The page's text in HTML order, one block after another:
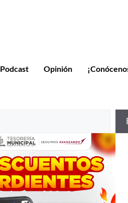
Podcast Opinión